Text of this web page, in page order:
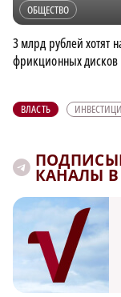
ОБЩЕСТВО
3 млрд рублей хотят
фрикционных дисков
ВЛАСТЬ
КАНАЛЫ В